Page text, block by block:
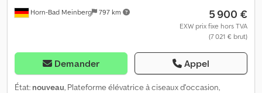
Horn-Bad Meinberg 797 km 5 900 €
EXW prix fixe hors TVA
(7 021 € brut)
Demander Appel
État: nouveau, Plateforme élévatrice à ciseaux d'occasion,